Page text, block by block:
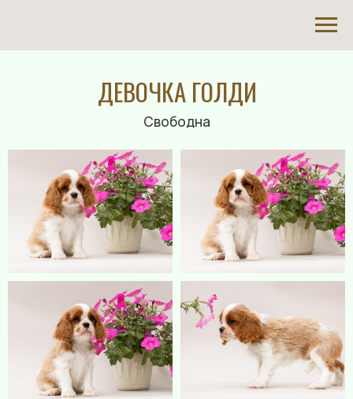
ДЕВОЧКА ГОЛДИ
Свободна